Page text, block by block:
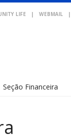
LIFE | WEBMAIL |
Seção Financeira